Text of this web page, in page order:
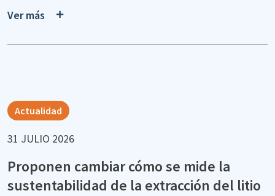
Ver más
Actualidad
31 JULIO 2026
Proponen cambiar cómo se mide la
sustentabilidad de la extracción del litio